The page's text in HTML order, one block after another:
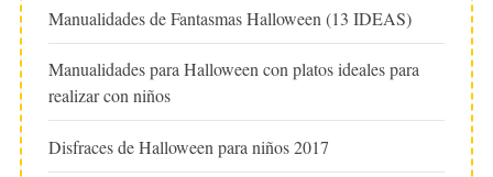
Manualidades de Fantasmas Halloween (13 IDEAS)
Manualidades para Halloween con platos ideales para
realizar con niños
Disfraces de Halloween para niños 2017